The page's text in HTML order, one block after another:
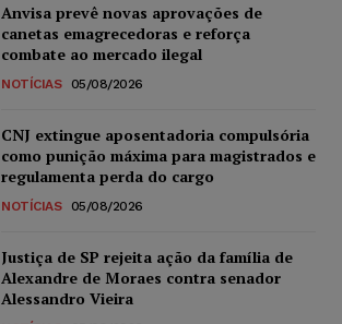
Anvisa prevê novas aprovações de
canetas emagrecedoras e reforça
combate ao mercado ilegal
NOTÍCIAS 05/08/2026
CNJ extingue aposentadoria compulsória
como punição máxima para magistrados e
regulamenta perda do cargo
NOTÍCIAS 05/08/2026
Justiça de SP rejeita ação da família de
Alexandre de Moraes contra senador
Alessandro Vieira